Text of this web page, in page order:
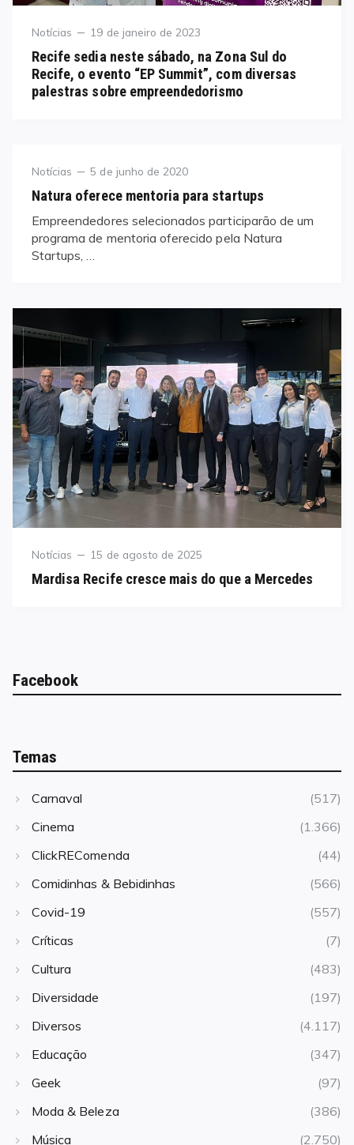
Category
Notícias
Posted
19 de janeiro de 2023
Recife sedia neste sábado, na Zona Sul do
Recife, o evento “EP Summit”, com diversas
palestras sobre empreendedorismo
Category
Notícias
Posted
5 de junho de 2020
Natura oferece mentoria para startups
Empreendedores selecionados participarão de um
programa de mentoria oferecido pela Natura
Startups, …
Category
Notícias
Posted
15 de agosto de 2025
Mardisa Recife cresce mais do que a Mercedes
Facebook
Temas
Carnaval
(517)
Cinema
(1.366)
ClickREComenda
(44)
Comidinhas & Bebidinhas
(566)
Covid-19
(557)
Críticas
(7)
Cultura
(483)
Diversidade
(197)
Diversos
(4.117)
Educação
(347)
Geek
(97)
Moda & Beleza
(386)
Música
(2.750)